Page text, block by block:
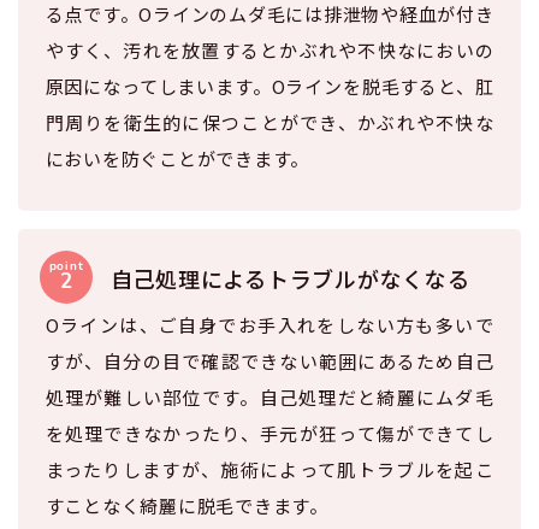
る点です。Oラインのムダ毛には排泄物や経血が付き
やすく、汚れを放置するとかぶれや不快なにおいの
原因になってしまいます。Oラインを脱毛すると、肛
門周りを衛生的に保つことができ、かぶれや不快な
においを防ぐことができます。
自己処理によるトラブルがなくなる
Oラインは、ご自身でお手入れをしない方も多いで
すが、自分の目で確認できない範囲にあるため自己
処理が難しい部位です。自己処理だと綺麗にムダ毛
を処理できなかったり、手元が狂って傷ができてし
まったりしますが、施術によって肌トラブルを起こ
すことなく綺麗に脱毛できます。